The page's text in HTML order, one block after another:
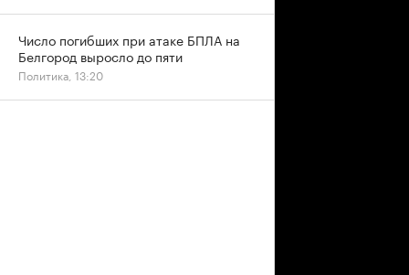
Число погибших при атаке БПЛА на
Белгород выросло до пяти
Политика, 13:20